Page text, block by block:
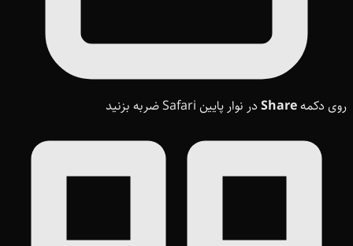
روی دکمهShare در نوار پایین Safari ضربه بزنید